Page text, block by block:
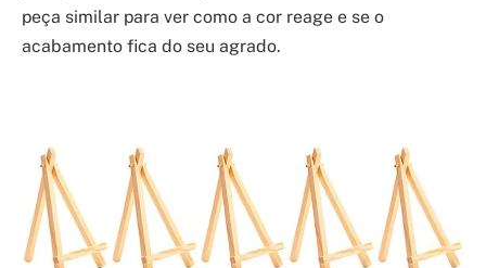
peça similar para ver como a cor reage e se o
acabamento fica do seu agrado.